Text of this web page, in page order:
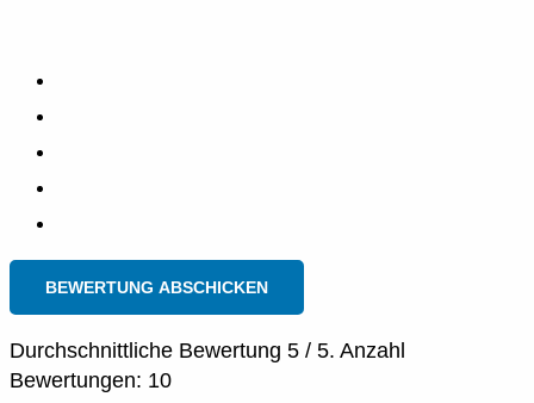
BEWERTUNG ABSCHICKEN
Durchschnittliche Bewertung 5 / 5. Anzahl
Bewertungen: 10